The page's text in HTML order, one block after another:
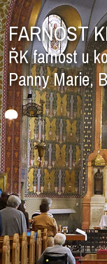
FARNOST
ŘK farnost u
Panny Marie,